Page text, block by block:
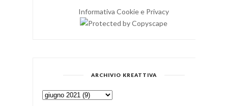
Informativa Cookie e Privacy
ARCHIVIO KREATTIVA